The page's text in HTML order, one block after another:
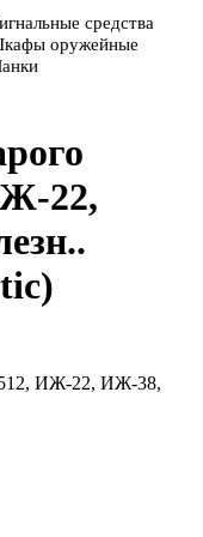
средства
оружейные
22,